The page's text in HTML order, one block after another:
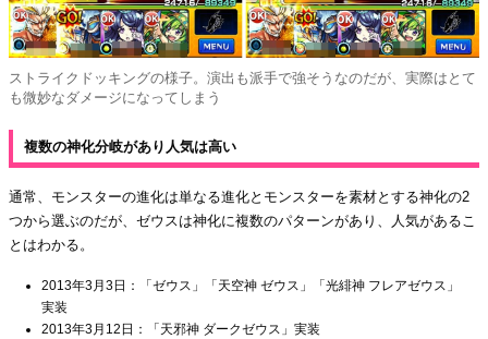
ストライクドッキングの様子。演出も派手で強そうなのだが、実際はとて
も微妙なダメージになってしまう
複数の神化分岐があり人気は高い
通常、モンスターの進化は単なる進化とモンスターを素材とする神化の2
つから選ぶのだが、ゼウスは神化に複数のパターンがあり、人気があるこ
とはわかる。
2013年3月3日：「ゼウス」「天空神 ゼウス」「光緋神 フレアゼウス」
実装
2013年3月12日：「天邪神 ダークゼウス」実装